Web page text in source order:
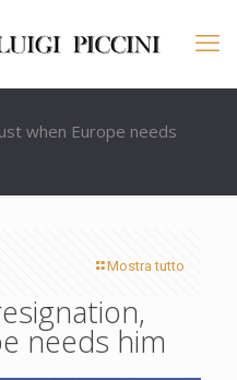
when Europe needs
Mostra tutto
needs him